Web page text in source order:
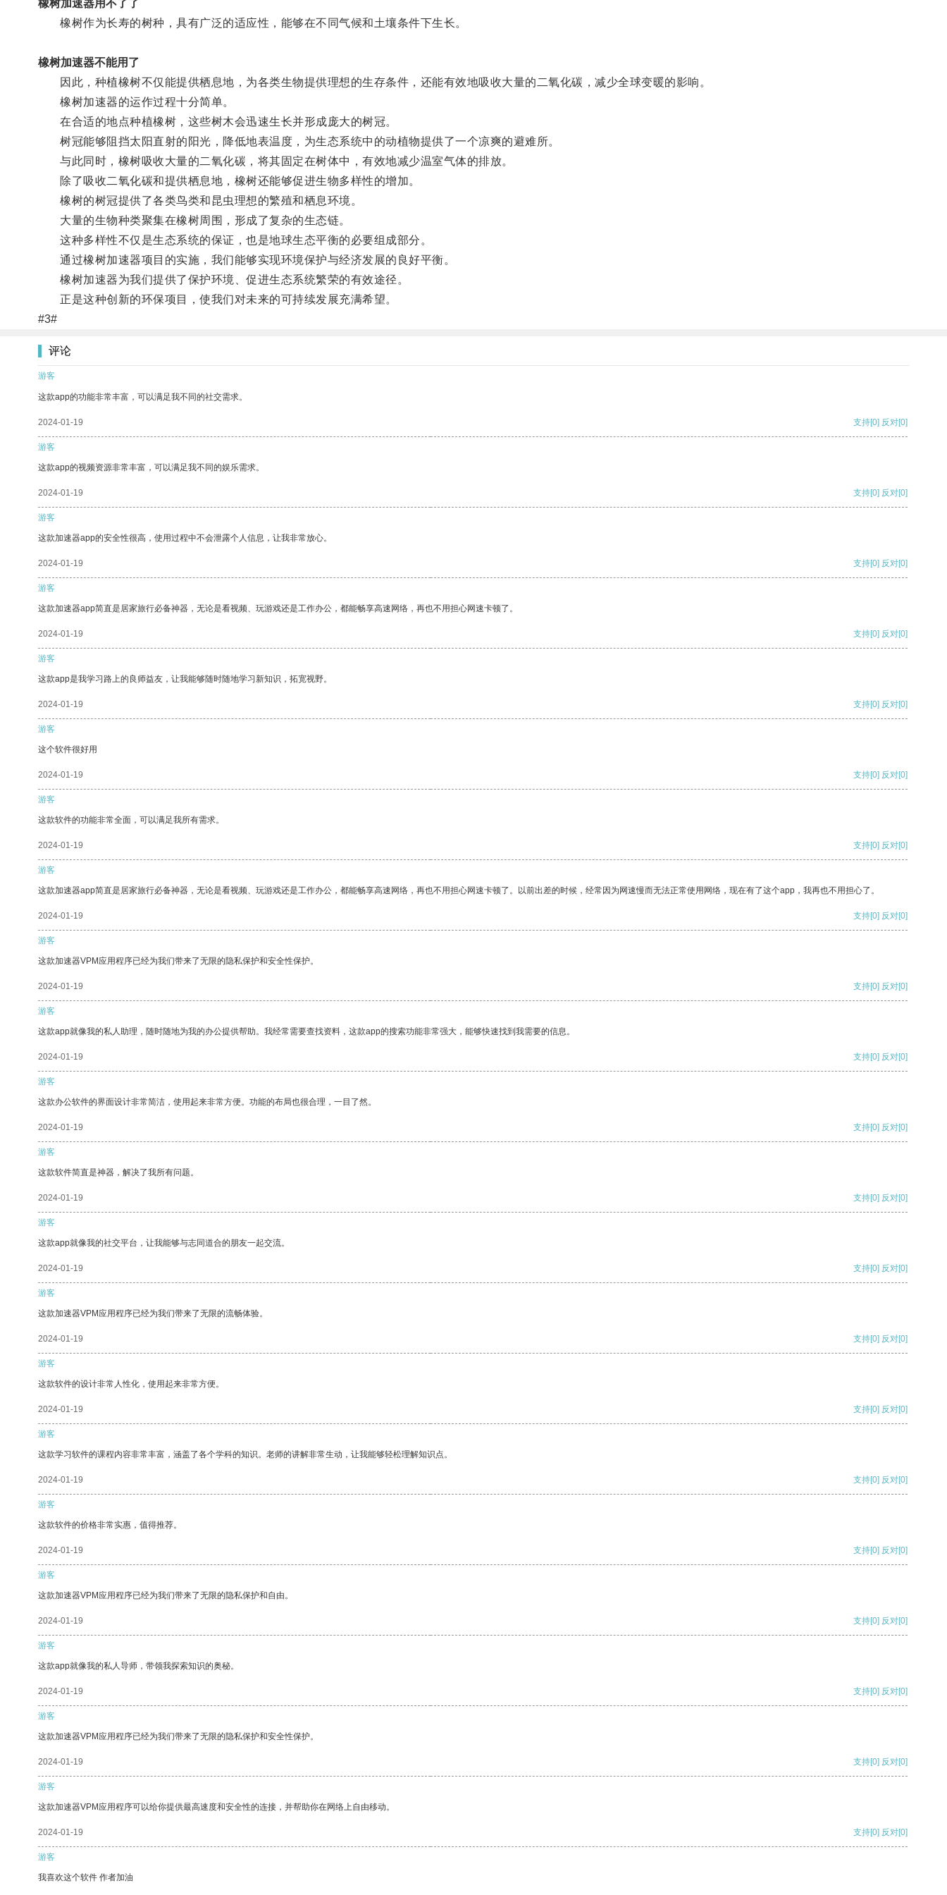
橡树加速器用不了了
橡树作为长寿的树种，具有广泛的适应性，能够在不同气候和土壤条件下生长。
橡树加速器不能用了
因此，种植橡树不仅能提供栖息地，为各类生物提供理想的生存条件，还能有效地吸收大量的二氧化碳，减少全球变暖的影响。
橡树加速器的运作过程十分简单。
在合适的地点种植橡树，这些树木会迅速生长并形成庞大的树冠。
树冠能够阻挡太阳直射的阳光，降低地表温度，为生态系统中的动植物提供了一个凉爽的避难所。
与此同时，橡树吸收大量的二氧化碳，将其固定在树体中，有效地减少温室气体的排放。
除了吸收二氧化碳和提供栖息地，橡树还能够促进生物多样性的增加。
橡树的树冠提供了各类鸟类和昆虫理想的繁殖和栖息环境。
大量的生物种类聚集在橡树周围，形成了复杂的生态链。
这种多样性不仅是生态系统的保证，也是地球生态平衡的必要组成部分。
通过橡树加速器项目的实施，我们能够实现环境保护与经济发展的良好平衡。
橡树加速器为我们提供了保护环境、促进生态系统繁荣的有效途径。
正是这种创新的环保项目，使我们对未来的可持续发展充满希望。
#3#
评论
游客
这款app的功能非常丰富，可以满足我不同的社交需求。
2024-01-19 支持[0] 反对[0]
游客
这款app的视频资源非常丰富，可以满足我不同的娱乐需求。
2024-01-19 支持[0] 反对[0]
游客
这款加速器app的安全性很高，使用过程中不会泄露个人信息，让我非常放心。
2024-01-19 支持[0] 反对[0]
游客
这款加速器app简直是居家旅行必备神器，无论是看视频、玩游戏还是工作办公，都能畅享高速网络，再也不用担心网速卡顿了。
2024-01-19 支持[0] 反对[0]
游客
这款app是我学习路上的良师益友，让我能够随时随地学习新知识，拓宽视野。
2024-01-19 支持[0] 反对[0]
游客
这个软件很好用
2024-01-19 支持[0] 反对[0]
游客
这款软件的功能非常全面，可以满足我所有需求。
2024-01-19 支持[0] 反对[0]
游客
这款加速器app简直是居家旅行必备神器，无论是看视频、玩游戏还是工作办公，都能畅享高速网络，再也不用担心网速卡顿了。以前出差的时候，经常因为网速慢而无法正常使用网络，现在有了这个app，我再也不用担心了。
2024-01-19 支持[0] 反对[0]
游客
这款加速器VPM应用程序已经为我们带来了无限的隐私保护和安全性保护。
2024-01-19 支持[0] 反对[0]
游客
这款app就像我的私人助理，随时随地为我的办公提供帮助。我经常需要查找资料，这款app的搜索功能非常强大，能够快速找到我需要的信息。
2024-01-19 支持[0] 反对[0]
游客
这款办公软件的界面设计非常简洁，使用起来非常方便。功能的布局也很合理，一目了然。
2024-01-19 支持[0] 反对[0]
游客
这款软件简直是神器，解决了我所有问题。
2024-01-19 支持[0] 反对[0]
游客
这款app就像我的社交平台，让我能够与志同道合的朋友一起交流。
2024-01-19 支持[0] 反对[0]
游客
这款加速器VPM应用程序已经为我们带来了无限的流畅体验。
2024-01-19 支持[0] 反对[0]
游客
这款软件的设计非常人性化，使用起来非常方便。
2024-01-19 支持[0] 反对[0]
游客
这款学习软件的课程内容非常丰富，涵盖了各个学科的知识。老师的讲解非常生动，让我能够轻松理解知识点。
2024-01-19 支持[0] 反对[0]
游客
这款软件的价格非常实惠，值得推荐。
2024-01-19 支持[0] 反对[0]
游客
这款加速器VPM应用程序已经为我们带来了无限的隐私保护和自由。
2024-01-19 支持[0] 反对[0]
游客
这款app就像我的私人导师，带领我探索知识的奥秘。
2024-01-19 支持[0] 反对[0]
游客
这款加速器VPM应用程序已经为我们带来了无限的隐私保护和安全性保护。
2024-01-19 支持[0] 反对[0]
游客
这款加速器VPM应用程序可以给你提供最高速度和安全性的连接，并帮助你在网络上自由移动。
2024-01-19 支持[0] 反对[0]
游客
我喜欢这个软件 作者加油